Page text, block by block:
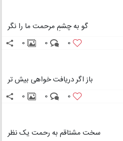
گو به چشمِ مرحمت ما را نگر
0
0
0
باز اگر دریافت خواهی بیش تر
0
0
0
سخت مشتاقم به رحمت یک نظر